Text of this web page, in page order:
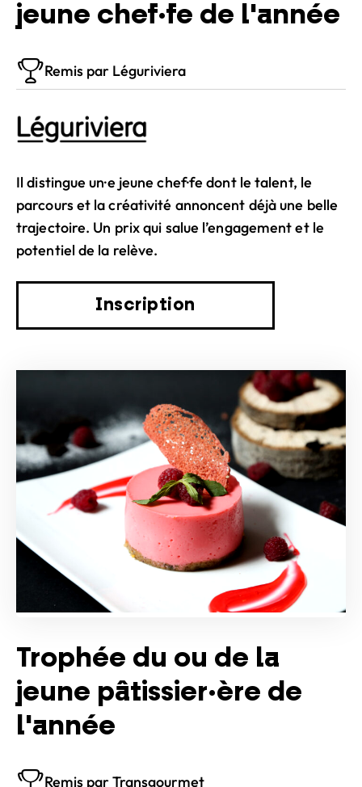
jeune chef·fe de l'année
Remis par Léguriviera
Il distingue un·e jeune chef·fe dont le talent, le
parcours et la créativité annoncent déjà une belle
trajectoire. Un prix qui salue l’engagement et le
potentiel de la relève.
Inscription
Trophée du ou de la
jeune pâtissier·ère de
l'année
Remis par Transgourmet